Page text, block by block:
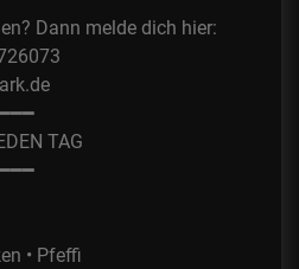
Dann melde dich hier:
TAG
• Pfeffi